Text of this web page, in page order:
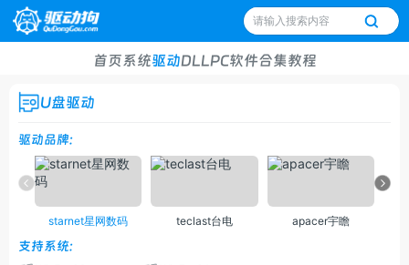
首页系统驱动DLLPC软件合集教程
U盘驱动
驱动品牌:
starnet星网数码 teclast台电 apacer宇瞻
支持系统: